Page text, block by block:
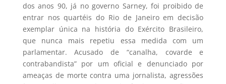
dos anos 90, já no governo Sarney, foi proibido de
entrar nos quartéis do Rio de Janeiro em decisão
exemplar única na história do Exército Brasileiro,
que nunca mais repetiu essa medida com um
parlamentar. Acusado de “canalha, covarde e
contrabandista” por um oficial e denunciado por
ameaças de morte contra uma jornalista, agressões